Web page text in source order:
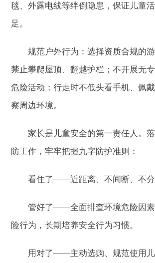
毯、外露电线等绊倒隐患，保证儿童
足。
规范户外行为：选择资质合规的
禁止攀爬屋顶、翻越护栏；不开展无
危险活动；行走时不低头看手机、佩
察周边环境。
家长是儿童安全的第一责任人。
防工作，牢牢把握九字防护准则：
看住了——近距离、不间断、不分
管好了——全面排查环境危险因
险行为，长期培养安全行为习惯。
用对了——主动选购、规范使用儿